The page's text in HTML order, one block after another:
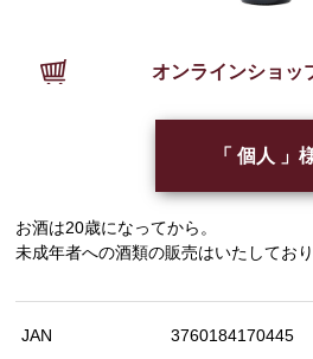
オンラインショッ
「 個人 」
お酒は20歳になってから。
未成年者への酒類の販売はいたしており
JAN 3760184170445